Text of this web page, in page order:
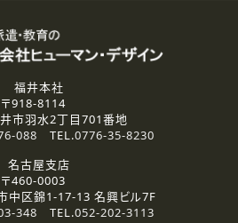
内容に回答するために利用いたし
・Ｅメールのいずれかの方法とい
は、法令等の規定に従う場合を除き、
託
の評価基準を満たした委託先に、個
ります。
福井本社
〒918-8114
市羽水2丁目701番地
088 TEL.0776-35-8230
名古屋支店
〒460-0003
中区錦1-17-13 名興ビル7F
348 TEL.052-202-3113